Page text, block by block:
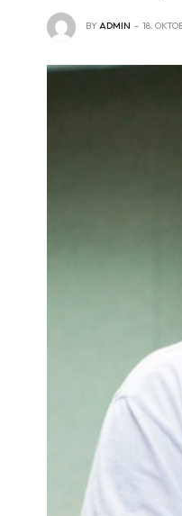
BYADMIN 18.